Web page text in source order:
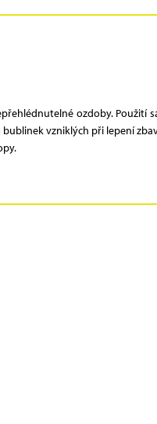
ozdoby. Použití
vzniklých při lepení